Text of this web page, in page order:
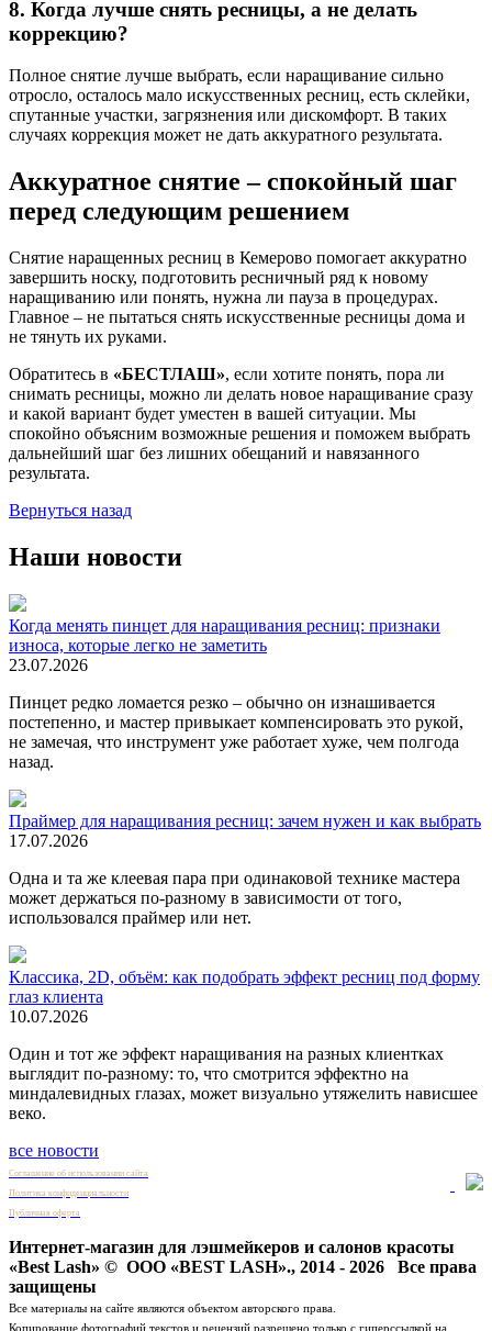
8. Когда лучше снять ресницы, а не делать
коррекцию?
Полное снятие лучше выбрать, если наращивание сильно
отросло, осталось мало искусственных ресниц, есть склейки,
спутанные участки, загрязнения или дискомфорт. В таких
случаях коррекция может не дать аккуратного результата.
Аккуратное снятие – спокойный шаг
перед следующим решением
Снятие наращенных ресниц в Кемерово помогает аккуратно
завершить носку, подготовить ресничный ряд к новому
наращиванию или понять, нужна ли пауза в процедурах.
Главное – не пытаться снять искусственные ресницы дома и
не тянуть их руками.
Обратитесь в «БЕСТЛАШ», если хотите понять, пора ли
снимать ресницы, можно ли делать новое наращивание сразу
и какой вариант будет уместен в вашей ситуации. Мы
спокойно объясним возможные решения и поможем выбрать
дальнейший шаг без лишних обещаний и навязанного
результата.
Вернуться назад
Наши новости
Когда менять пинцет для наращивания ресниц: признаки
износа, которые легко не заметить
23.07.2026
Пинцет редко ломается резко – обычно он изнашивается
постепенно, и мастер привыкает компенсировать это рукой,
не замечая, что инструмент уже работает хуже, чем полгода
назад.
Праймер для наращивания ресниц: зачем нужен и как выбрать
17.07.2026
Одна и та же клеевая пара при одинаковой технике мастера
может держаться по-разному в зависимости от того,
использовался праймер или нет.
Классика, 2D, объём: как подобрать эффект ресниц под форму
глаз клиента
10.07.2026
Один и тот же эффект наращивания на разных клиентках
выглядит по-разному: то, что смотрится эффектно на
миндалевидных глазах, может визуально утяжелить нависшее
веко.
все новости
Соглашение об использовании сайта
Политика конфиденциальности
Публичная оферта
Интернет-магазин для лэшмейкеров и салонов красоты
«Best Lash» © ООО «BEST LASH»., 2014 - 2026 Все права
защищены
Все материалы на сайте являются объектом авторского права.
Копирование фотографий текстов и рецензий разрешено только с гиперссылкой на